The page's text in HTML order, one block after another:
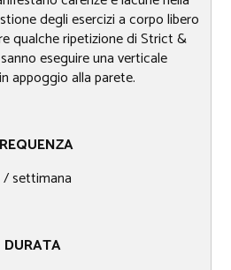
degli esercizi a corpo libero
qualche ripetizione di Strict &
eseguire una verticale
appoggio alla parete.
/ settimana
DURATA